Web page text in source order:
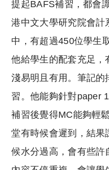
提起BAFS補習，都會
港中文大學研究院會
中，有超過450位學生
他給學生的配套充足，
淺易明且有用。筆記的
習。他能夠針對paper
補習後覺得MC能夠輕
堂有時候會遲到，結
候水分過高，會有些許